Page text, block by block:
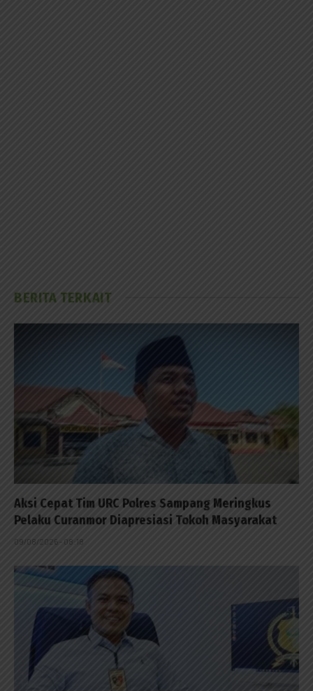
BERITA TERKAIT
Aksi Cepat Tim URC Polres Sampang Meringkus
Pelaku Curanmor Diapresiasi Tokoh Masyarakat
09/08/2026 - 08:18